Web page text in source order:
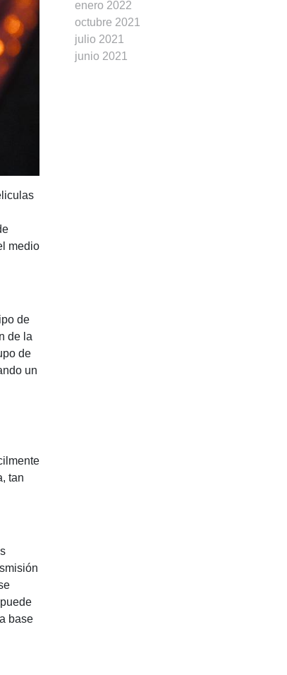
medio
de
de la
de
un
tan
base
enero 2022
octubre 2021
julio 2021
junio 2021